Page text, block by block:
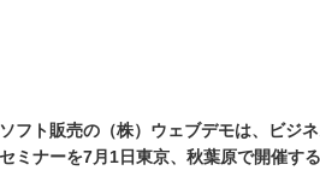
フト販売の（株）ウェブデモは、ビジ
ミナーを7月1日東京、秋葉原で開催する